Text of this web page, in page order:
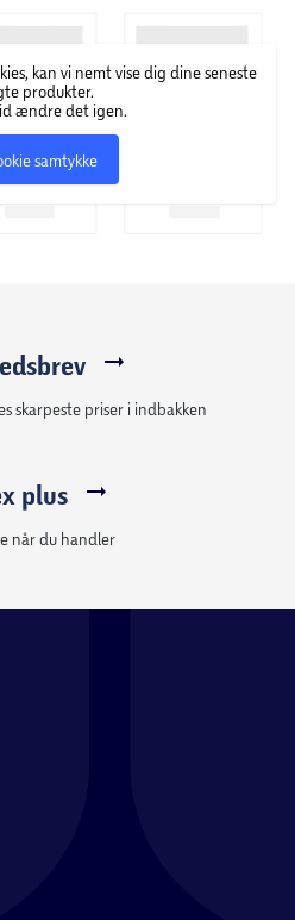
den perfekte gave til børn på
aldre!
TILES®-sæt er elsket af
kan vi nemt vise dig dine seneste
produkter.
ændre det igen.
samtykke
skarpeste priser i indbakken
plus
når du handler